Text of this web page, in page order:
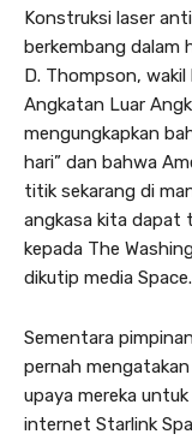
Konstruksi laser
berkembang dalam
D. Thompson, wakil
Angkatan Luar
mengungkapkan
hari” dan bahwa
titik sekarang di
angkasa kita dapat
kepada The
dikutip media Space.
Sementara
pernah
upaya mereka
internet Starlink